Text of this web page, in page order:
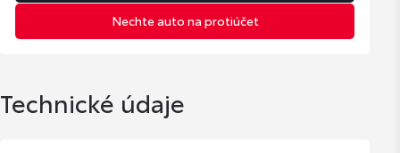
Nechte auto na protiúčet
Technické údaje